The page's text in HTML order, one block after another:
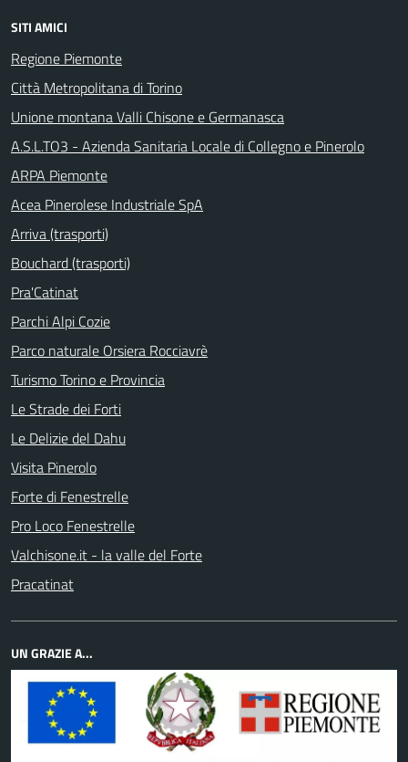
SITI AMICI
Regione Piemonte
Città Metropolitana di Torino
Unione montana Valli Chisone e Germanasca
A.S.L.TO3 - Azienda Sanitaria Locale di Collegno e Pinerolo
ARPA Piemonte
Acea Pinerolese Industriale SpA
Arriva (trasporti)
Bouchard (trasporti)
Pra'Catinat
Parchi Alpi Cozie
Parco naturale Orsiera Rocciavrè
Turismo Torino e Provincia
Le Strade dei Forti
Le Delizie del Dahu
Visita Pinerolo
Forte di Fenestrelle
Pro Loco Fenestrelle
Valchisone.it - la valle del Forte
Pracatinat
UN GRAZIE A...